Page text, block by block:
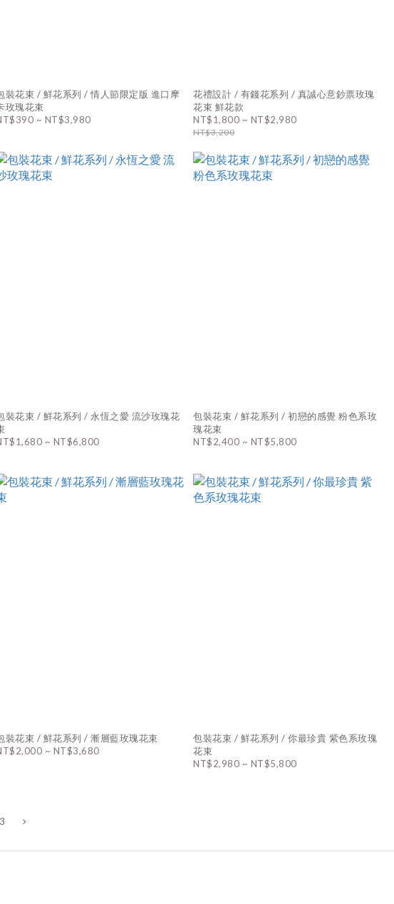
裝花束 / 鮮花系列 / 情人節限定版 進口摩
玫瑰花束
~ NT$3,980
花禮設計 / 有錢花系列 / 真誠心意鈔票玫瑰
花束 鮮花款
NT$1,800 ~ NT$2,980
NT$3,200
裝花束 / 鮮花系列 / 永恆之愛 流沙玫瑰花
~ NT$6,800
包裝花束 / 鮮花系列 / 初戀的感覺 粉色系玫
瑰花束
NT$2,400 ~ NT$5,800
裝花束 / 鮮花系列 / 漸層藍玫瑰花束
~ NT$3,680
包裝花束 / 鮮花系列 / 你最珍貴 紫色系玫瑰
花束
NT$2,980 ~ NT$5,800
3